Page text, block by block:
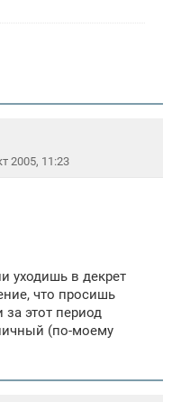
2005, 11:23
уходишь в декрет
что просишь
за этот период
(по-моему